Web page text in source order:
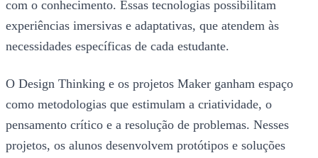
com o conhecimento. Essas tecnologias possibilitam
experiências imersivas e adaptativas, que atendem às
necessidades específicas de cada estudante.
O Design Thinking e os projetos Maker ganham espaço
como metodologias que estimulam a criatividade, o
pensamento crítico e a resolução de problemas. Nesses
projetos, os alunos desenvolvem protótipos e soluções